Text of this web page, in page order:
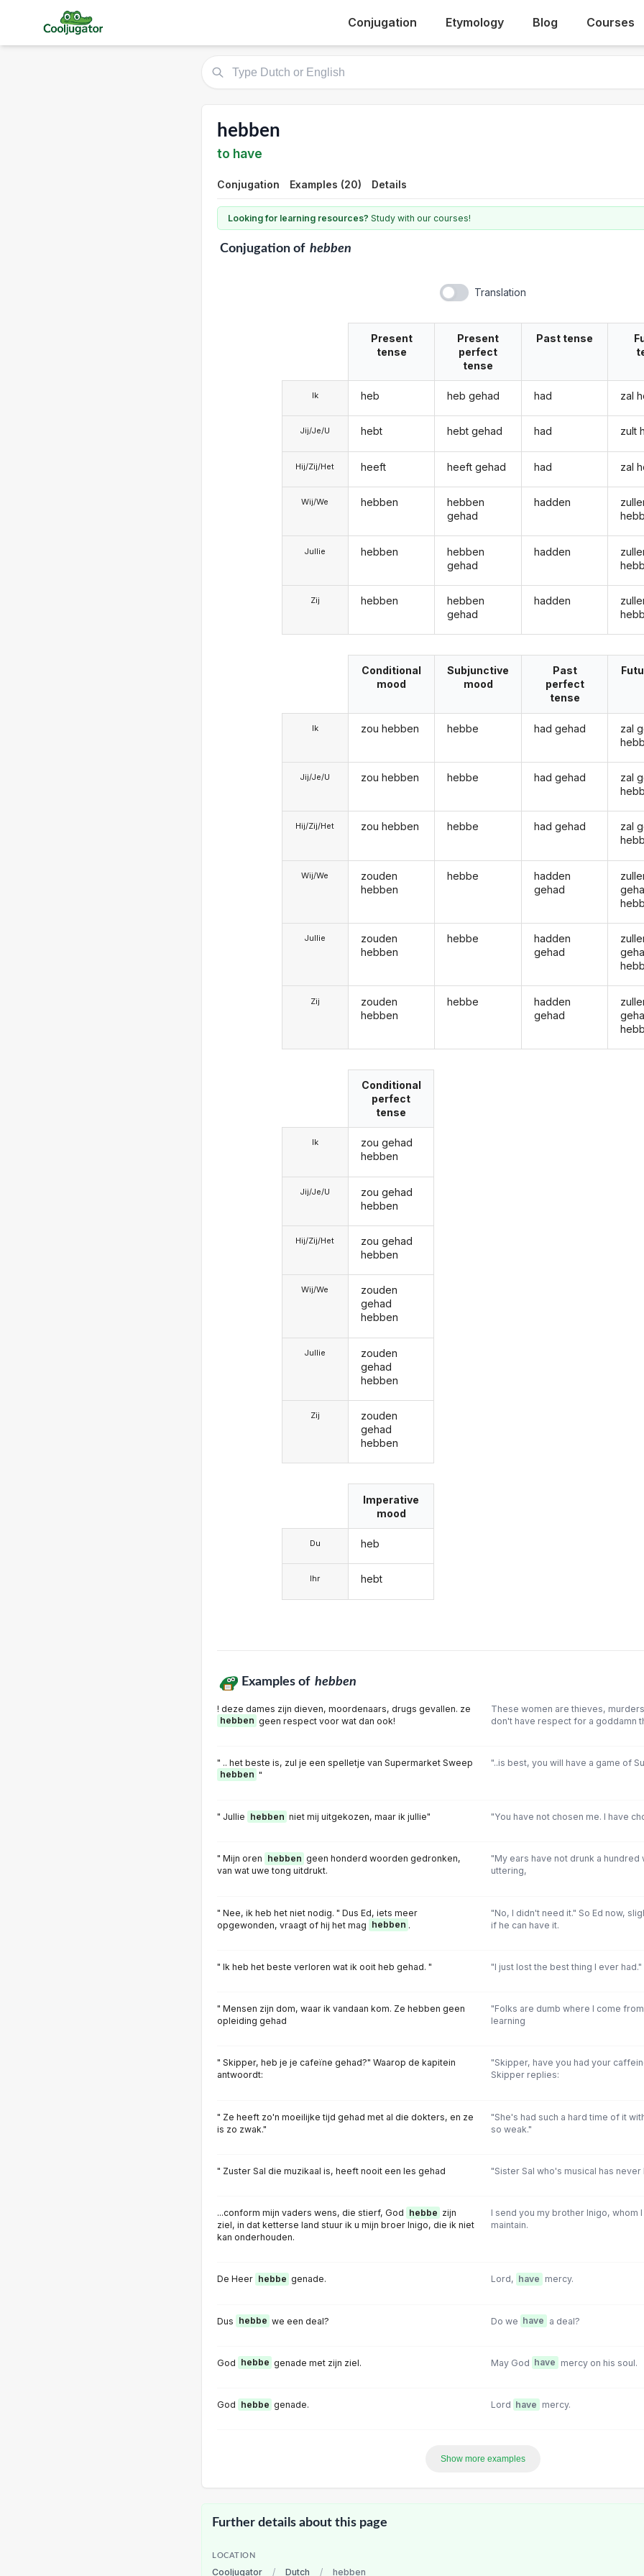
Conjugation Etymology Blog Courses
hebben
to have
Conjugation Examples (20) Details
Looking for learning resources? Study with our courses!
Conjugationof hebben
Translation
Ik
Jij/Je/U
Hij/Zij/Het
Wij/We
Jullie
Zij
Present
tense
heb
hebt
heeft
hebben
hebben
hebben
Present
perfect
tense
heb gehad
hebt gehad
heeft gehad
hebben
gehad
hebben
gehad
hebben
gehad
Past tense
had
had
had
hadden
hadden
hadden
zal
zult
zal
Ik
Jij/Je/U
Hij/Zij/Het
Wij/We
Jullie
Zij
Conditional
mood
zou hebben
zou hebben
zou hebben
zouden
hebben
zouden
hebben
zouden
hebben
Subjunctive
mood
hebbe
hebbe
hebbe
hebbe
hebbe
hebbe
Past
perfect
tense
had gehad
had gehad
had gehad
hadden
gehad
hadden
gehad
hadden
gehad
zal
zal
zal
Ik
Jij/Je/U
Hij/Zij/Het
Wij/We
Jullie
Zij
Conditional
perfect
tense
zou gehad
hebben
zou gehad
hebben
zou gehad
hebben
zouden
gehad
hebben
zouden
gehad
hebben
zouden
gehad
hebben
Du
Ihr
Imperative
mood
heb
hebt
Examples of hebben
! deze dames zijn dieven, moordenaars, drugs gevallen. ze
hebben geen respect voor wat dan ook!
These women are thieves,
don't have respect for a goddamn
" .. het beste is, zul je een spelletje van Supermarket Sweep
hebben "
"..is best, you will have a game of
" Jullie hebben niet mij uitgekozen, maar ik jullie" "You have not chosen me. I have
" Mijn oren hebben geen honderd woorden gedronken,
van wat uwe tong uitdrukt.
"My ears have not drunk a
uttering,
" Nee, ik heb het niet nodig. " Dus Ed, iets meer
opgewonden, vraagt of hij het mag hebben .
"No, I didn't need it." So Ed now,
if he can have it.
" Ik heb het beste verloren wat ik ooit heb gehad. " "I just lost the best thing I ever had."
" Mensen zijn dom, waar ik vandaan kom. Ze hebben geen
opleiding gehad
"Folks are dumb where l come
learning
" Skipper, heb je je cafeïne gehad?" Waarop de kapitein
antwoordt:
"Skipper, have you had your
Skipper replies:
" Ze heeft zo'n moeilijke tijd gehad met al die dokters, en ze
is zo zwak."
"She's had such a hard time of it
so weak."
" Zuster Sal die muzikaal is, heeft nooit een les gehad "Sister Sal who's musical has never
...conform mijn vaders wens, die stierf, God hebbe zijn
ziel, in dat ketterse land stuur ik u mijn broer Inigo, die ik niet
kan onderhouden.
I send you my brother Inigo, whom I
maintain.
De Heer hebbe genade. Lord, have mercy.
Dus hebbe we een deal? Do we have a deal?
God hebbe genade met zijn ziel. May God have mercy on his soul.
God hebbe genade. Lord have mercy.
Show more examples
Further details about this page
LOCATION
Cooljugator / Dutch / hebben